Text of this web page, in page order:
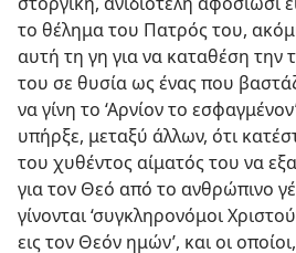
το θέλημα του Πατρός του,
αυτή τη γη για να καταθέση την
του σε θυσία ως ένας που
να γίνη το ‘Αρνίον το
υπήρξε, μεταξύ άλλων, ότι
του χυθέντος αίματός του να
για τον Θεό από το ανθρώπινο
γίνονται ‘συγκληρονόμοι
εις τον Θεόν ημών’, και οι